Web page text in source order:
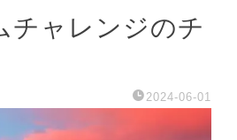
チャレンジのチ
2024-06-01